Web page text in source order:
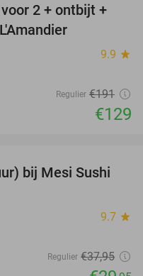
32%
2 + ontbijt +
9.9 star
Regulier €191
€129
21%
bij Mesi Sushi
9.7 star
Regulier €37,95